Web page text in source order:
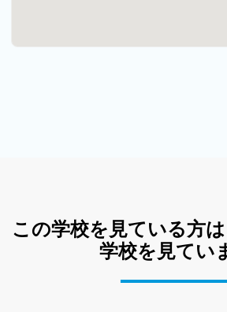
この学校を見ている方
学校を見てい